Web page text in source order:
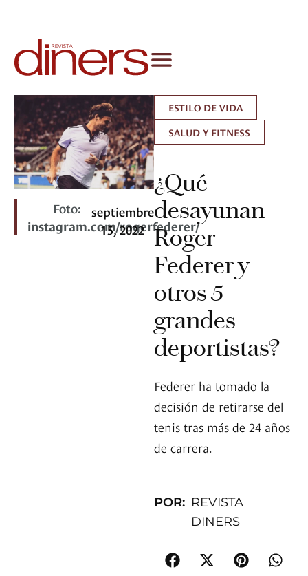
Foto:
instagram.com/rogerfederer/
septiembre
15, 2022
ESTILO DE VIDA
SALUD Y FITNESS
¿Qué
desayunan
Roger
Federer y
otros 5
grandes
deportistas?
Federer ha tomado la
decisión de retirarse del
tenis tras más de 24 años
de carrera.
POR: REVISTA
DINERS